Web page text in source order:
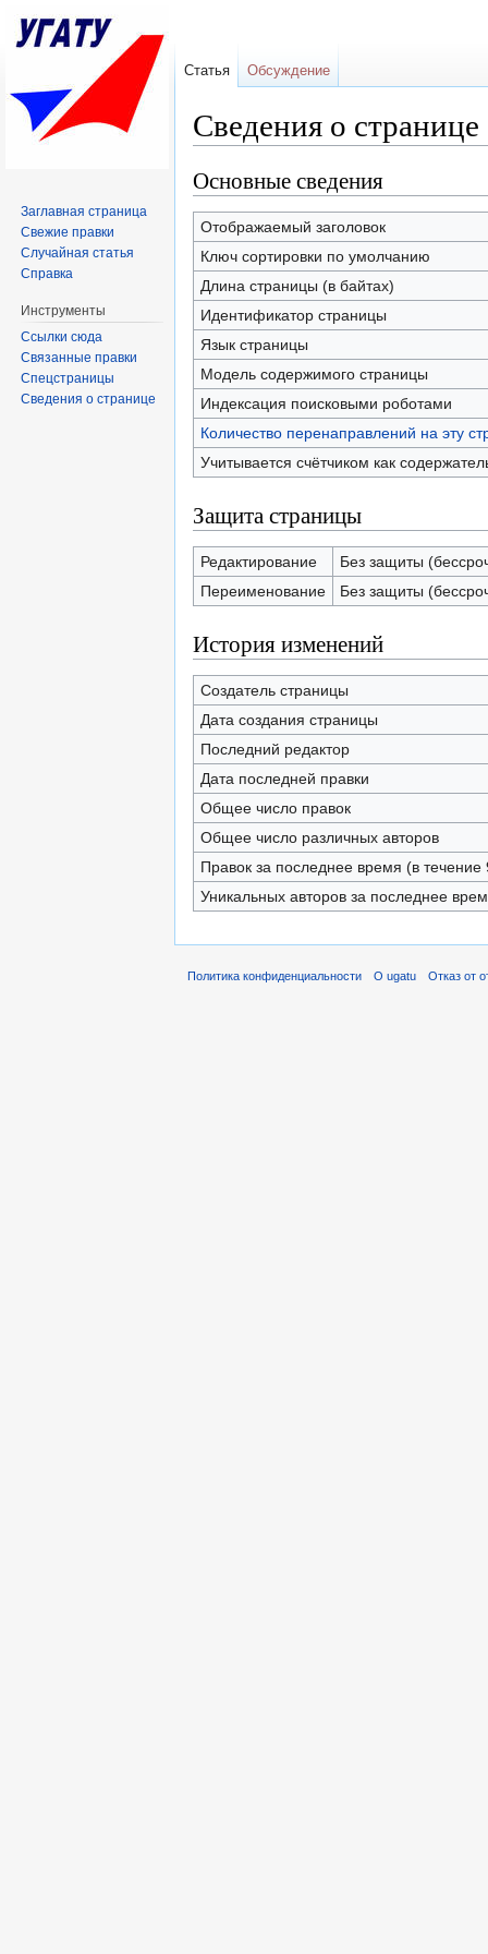
Сведения о
Основные сведения
Отображаемый заголовок
Ключ сортировки по умолчанию
Длина страницы (в байтах)
Идентификатор страницы
Язык страницы
Модель содержимого страницы
Индексация поисковыми роботами
Количество перенаправлений на эту
Учитывается счётчиком как
Защита страницы
Редактирование
Без защиты
Переименование
Без защиты
История изменений
Создатель страницы
Дата создания страницы
Последний редактор
Дата последней правки
Общее число правок
Общее число различных авторов
Правок за последнее время (в течение
Уникальных авторов за последнее
Статья Обсуждение
Заглавная страница
Свежие правки
Случайная статья
Справка
Инструменты
Ссылки сюда
Связанные правки
Спецстраницы
Сведения о странице
Политика конфиденциальности О ugatu Отказ от